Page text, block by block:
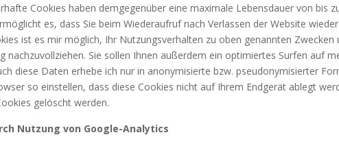
Cookies haben demgegenüber eine maximale Lebensdauer von bis
es, dass Sie beim Wiederaufruf nach Verlassen der Website
ist es mir möglich, Ihr Nutzungsverhalten zu oben genannten Zwecken
nachzuvollziehen. Sie sollen Ihnen außerdem ein optimiertes Surfen auf
diese Daten erhebe ich nur in anonymisierte bzw. pseudonymisierter
so einstellen, dass diese Cookies nicht auf Ihrem Endgerät ablegt
gelöscht werden.
Nutzung von Google-Analytics